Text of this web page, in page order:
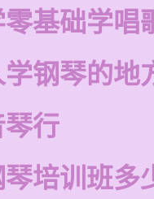
基础学唱
钢琴的地
行
培训班多